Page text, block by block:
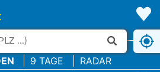
9 TAGE RADAR